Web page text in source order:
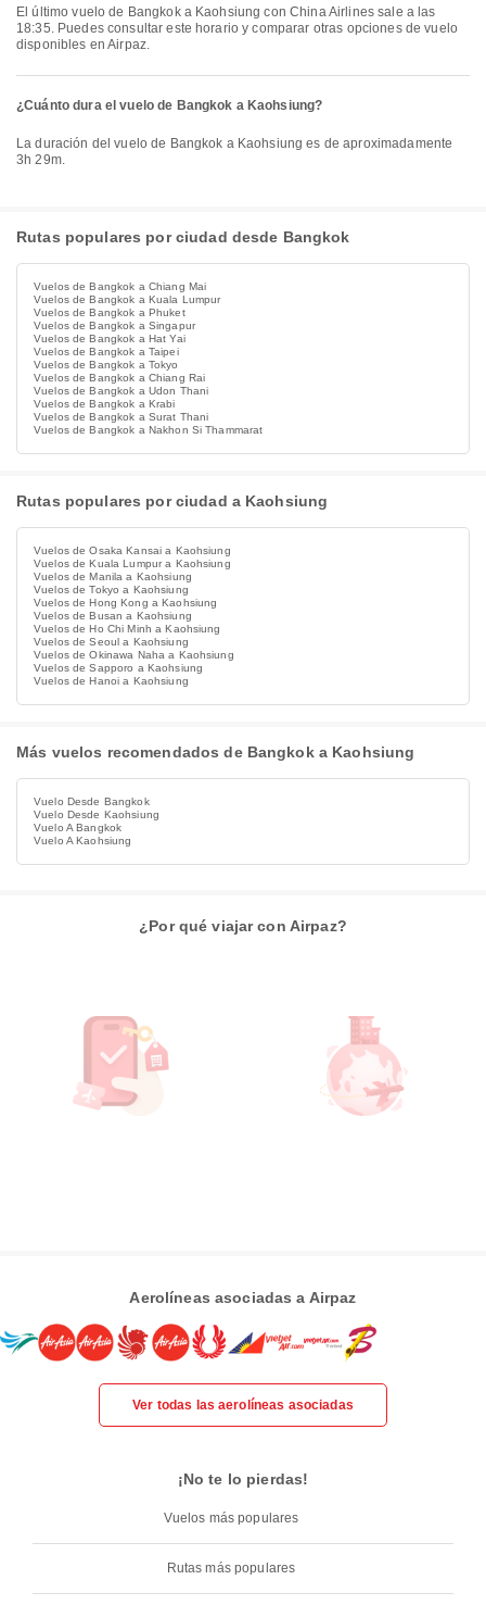
El último vuelo de Bangkok a Kaohsiung con China Airlines sale a las
18:35. Puedes consultar este horario y comparar otras opciones de vuelo
disponibles en Airpaz.
¿Cuánto dura el vuelo de Bangkok a Kaohsiung?
La duración del vuelo de Bangkok a Kaohsiung es de aproximadamente
3h 29m.
Rutas populares por ciudad desde Bangkok
Vuelos de Bangkok a Chiang Mai
Vuelos de Bangkok a Kuala Lumpur
Vuelos de Bangkok a Phuket
Vuelos de Bangkok a Singapur
Vuelos de Bangkok a Hat Yai
Vuelos de Bangkok a Taipei
Vuelos de Bangkok a Tokyo
Vuelos de Bangkok a Chiang Rai
Vuelos de Bangkok a Udon Thani
Vuelos de Bangkok a Krabi
Vuelos de Bangkok a Surat Thani
Vuelos de Bangkok a Nakhon Si Thammarat
Rutas populares por ciudad a Kaohsiung
Vuelos de Osaka Kansai a Kaohsiung
Vuelos de Kuala Lumpur a Kaohsiung
Vuelos de Manila a Kaohsiung
Vuelos de Tokyo a Kaohsiung
Vuelos de Hong Kong a Kaohsiung
Vuelos de Busan a Kaohsiung
Vuelos de Ho Chi Minh a Kaohsiung
Vuelos de Seoul a Kaohsiung
Vuelos de Okinawa Naha a Kaohsiung
Vuelos de Sapporo a Kaohsiung
Vuelos de Hanoi a Kaohsiung
Más vuelos recomendados de Bangkok a Kaohsiung
Vuelo Desde Bangkok
Vuelo Desde Kaohsiung
Vuelo A Bangkok
Vuelo A Kaohsiung
¿Por qué viajar con Airpaz?
Aerolíneas asociadas a Airpaz
Ver todas las aerolíneas asociadas
¡No te lo pierdas!
Vuelos más populares
Rutas más populares